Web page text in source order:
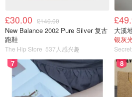
£30.00 £140.00
New Balance 2002 Pure Silver 复古
跑鞋
The Hip Store 537人感兴趣
大溪
银灰
7 8